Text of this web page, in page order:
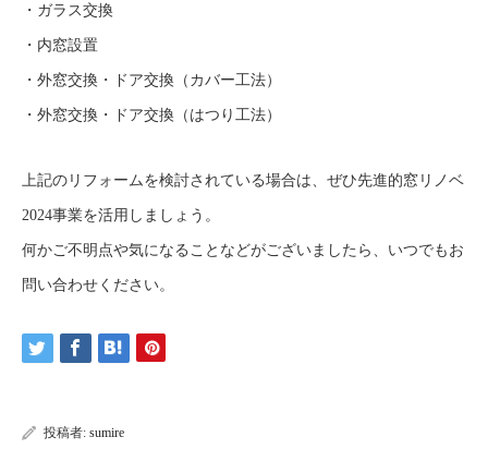
・ガラス交換
・内窓設置
・外窓交換・ドア交換（カバー工法）
・外窓交換・ドア交換（はつり工法）
上記のリフォームを検討されている場合は、ぜひ先進的窓リノベ
2024事業を活用しましょう。
何かご不明点や気になることなどがございましたら、いつでもお
問い合わせください。
投稿者: sumire